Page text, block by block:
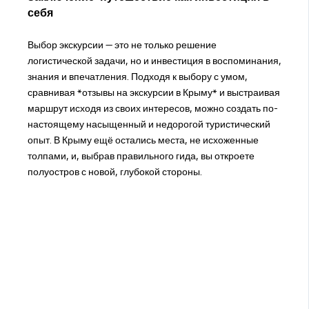
себя
Выбор экскурсии — это не только решение
логистической задачи, но и инвестиция в воспоминания,
знания и впечатления. Подходя к выбору с умом,
сравнивая *отзывы на экскурсии в Крыму* и выстраивая
маршрут исходя из своих интересов, можно создать по-
настоящему насыщенный и недорогой туристический
опыт. В Крыму ещё остались места, не исхоженные
толпами, и, выбрав правильного гида, вы откроете
полуостров с новой, глубокой стороны.